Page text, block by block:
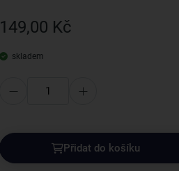
149,00 Kč
skladem
Přidat do košíku